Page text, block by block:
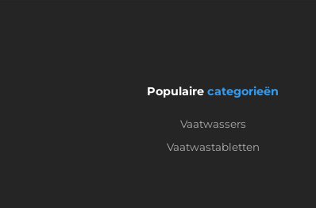
Populairecategorieën
Vaatwassers
Vaatwastabletten